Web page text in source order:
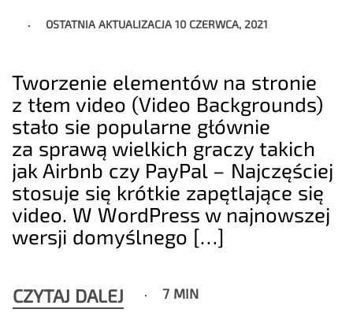
OSTATNIA AKTUALIZACJA10 CZERWCA, 2021
Tworzenie elementów na stronie
z tłem video (Video Backgrounds)
stało sie popularne głównie
za sprawą wielkich graczy takich
jak Airbnb czy PayPal – Najczęściej
stosuje się krótkie zapętlające się
video. W WordPress w najnowszej
wersji domyślnego […]
CZYTAJ DALEJ 7 MIN